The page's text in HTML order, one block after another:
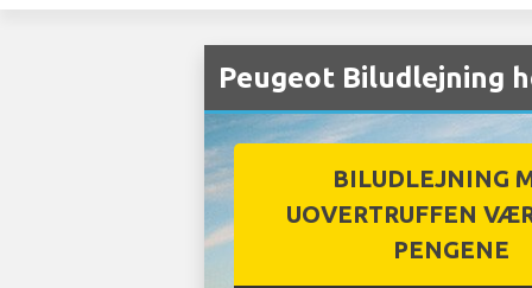
Peugeot Biludlejning
BILUDLEJNING
UOVERTRUFFEN
PENGENE